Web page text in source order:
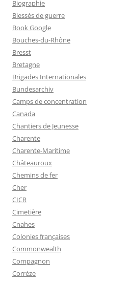
Biographie
Blessés de guerre
Book Google
Bouches-du-Rhône
Bresst
Bretagne
Brigades Internationales
Bundesarchiv
Camps de concentration
Canada
Chantiers de Jeunesse
Charente
Charente-Maritime
Châteauroux
Chemins de fer
Cher
CICR
Cimetière
Cnahes
Colonies françaises
Commonwealth
Compagnon
Corrèze